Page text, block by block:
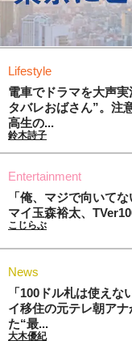
Lifestyle
電車でドラマを大声実
タバレおばさん”。注
高生の...
鈴木詩子
Entertainment
「俺、マジで向いて
マイ玉森裕太、
こじらぶ
News
「100ドル札は使えな
イ移住の元テレ朝アナ
た“最...
大木優紀